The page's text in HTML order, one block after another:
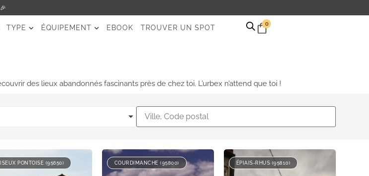
TYPE ÉQUIPEMENT EBOOK TROUVER UN SPOT
0
des lieux abandonnés fascinants près de chez toi. L’urbex n’attend que toi !
PONTOISE (95650) COURDIMANCHE (95800) ÉPIAIS-RHUS (95810)